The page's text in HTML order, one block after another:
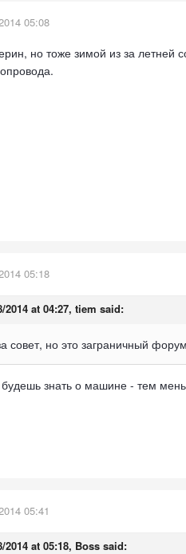
05:08
но тоже зимой из за летней
05:18
2014 at 04:27, tiem said:
совет, но это заграничный
знать о машине - тем
05:41
2014 at 05:18, Boss said: